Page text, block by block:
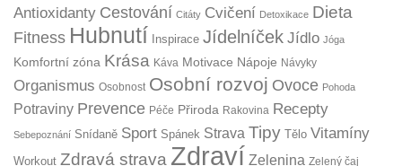
Antioxidanty Cestování Citáty Cvičení Detoxikace Dieta
Fitness Hubnutí Inspirace Jídelníček Jídlo Jóga
Komfortní zóna Krása Káva Motivace Nápoje Návyky
Organismus Osobnost Osobní rozvoj Ovoce Pohoda
Potraviny Prevence Péče Přiroda Rakovina Recepty
Sebepoznání Snídaně Sport Spánek Strava Tipy Tělo Vitamíny
Workout Zdravá strava Zdraví Zelenina Zelený čaj